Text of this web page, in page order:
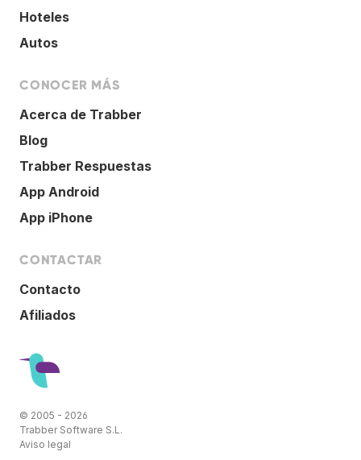
Hoteles
Autos
CONOCER MÁS
Acerca de Trabber
Blog
Trabber Respuestas
App Android
App iPhone
CONTACTAR
Contacto
Afiliados
© 2005 - 2026
Trabber Software S.L.
Aviso legal